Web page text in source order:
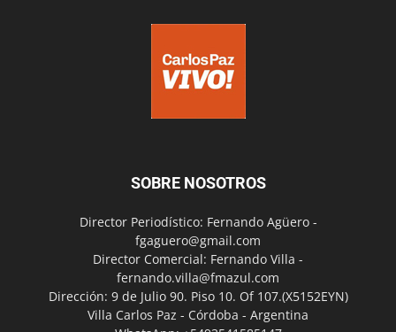
SOBRE NOSOTROS
Director Periodístico: Fernando Agüero -
fgaguero@gmail.com
Director Comercial: Fernando Villa -
fernando.villa@fmazul.com
Dirección: 9 de Julio 90. Piso 10. Of 107.(X5152EYN)
Villa Carlos Paz - Córdoba - Argentina